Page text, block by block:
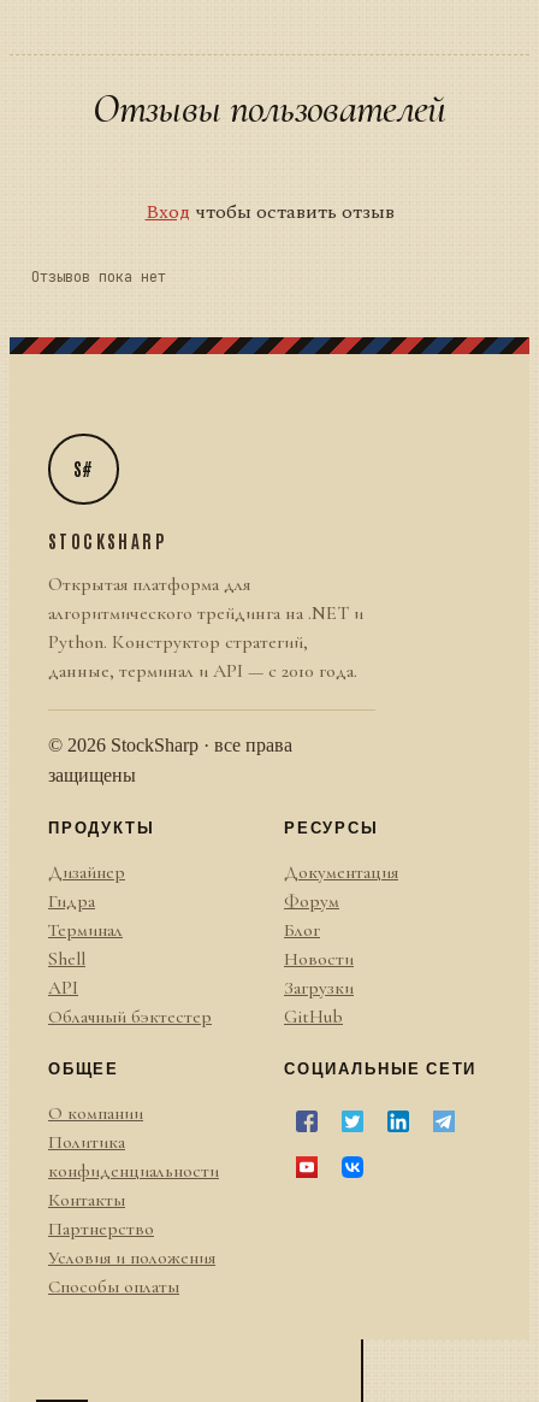
Отзывы пользователей
Вход чтобы оставить отзыв
Отзывов пока нет
S#
STOCKSHARP
Открытая платформа для
алгоритмического трейдинга на .NET и
Python. Конструктор стратегий,
данные, терминал и API — с 2010 года.
© 2026 StockSharp · все права
защищены
ПРОДУКТЫ
Дизайнер
Гидра
Терминал
Shell
API
Облачный бэктестер
РЕСУРСЫ
Документация
Форум
Блог
Новости
Загрузки
GitHub
ОБЩЕЕ
О компании
Политика
конфиденциальности
Контакты
Партнерство
Условия и положения
Способы оплаты
СОЦИАЛЬНЫЕ СЕТИ